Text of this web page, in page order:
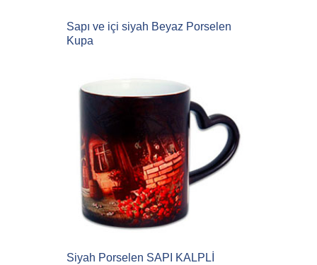
Sapı ve içi siyah Beyaz Porselen
Kupa
Siyah Porselen SAPI KALPLİ